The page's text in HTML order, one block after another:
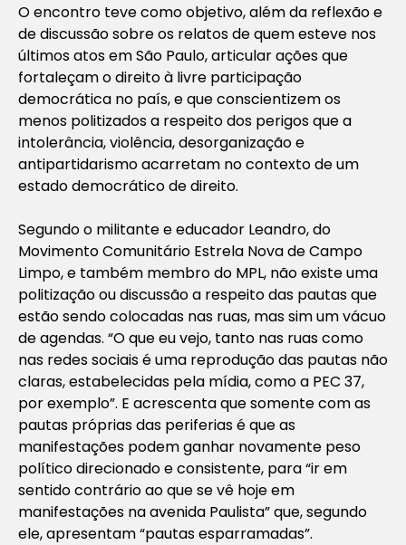
O encontro teve como objetivo, além da reflexão e
de discussão sobre os relatos de quem esteve nos
últimos atos em São Paulo, articular ações que
fortaleçam o direito à livre participação
democrática no país, e que conscientizem os
menos politizados a respeito dos perigos que a
intolerância, violência, desorganização e
antipartidarismo acarretam no contexto de um
estado democrático de direito.
Segundo o militante e educador Leandro, do
Movimento Comunitário Estrela Nova de Campo
Limpo, e também membro do MPL, não existe uma
politização ou discussão a respeito das pautas que
estão sendo colocadas nas ruas, mas sim um vácuo
de agendas. “O que eu vejo, tanto nas ruas como
nas redes sociais é uma reprodução das pautas não
claras, estabelecidas pela mídia, como a PEC 37,
por exemplo”. E acrescenta que somente com as
pautas próprias das periferias é que as
manifestações podem ganhar novamente peso
político direcionado e consistente, para “ir em
sentido contrário ao que se vê hoje em
manifestações na avenida Paulista” que, segundo
ele, apresentam “pautas esparramadas”.